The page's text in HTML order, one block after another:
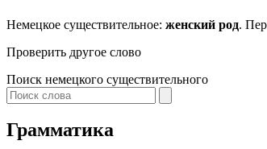
Немецкое существительное: женский род.
Проверить другое слово
Поиск немецкого существительного
Грамматика